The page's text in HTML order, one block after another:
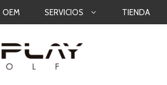
OEM SERVICIOS TIENDA